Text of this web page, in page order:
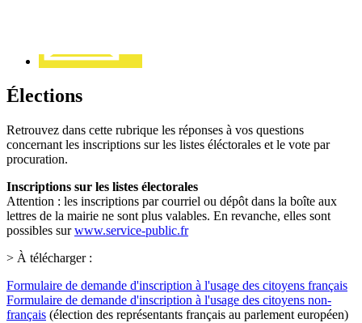
Élections
Retrouvez dans cette rubrique les réponses à vos questions
concernant les inscriptions sur les listes éléctorales et le vote par
procuration.
Inscriptions sur les listes électorales
Attention : les inscriptions par courriel ou dépôt dans la boîte aux
lettres de la mairie ne sont plus valables. En revanche, elles sont
possibles surwww.service-public.fr
> À télécharger :
Formulaire de demande d'inscription à l'usage des citoyens français
Formulaire de demande d'inscription à l'usage des citoyens non-
français (élection des représentants français au parlement européen)